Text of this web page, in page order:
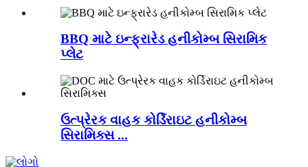
BBQ માટે ઇન્ફ્રારેડ હનીકોમ્બ સિરામિક
પ્લેટ
ઉત્પ્રેરક વાહક કોર્ડિરાઇટ હનીકોમ્બ
સિરામિક્સ ...